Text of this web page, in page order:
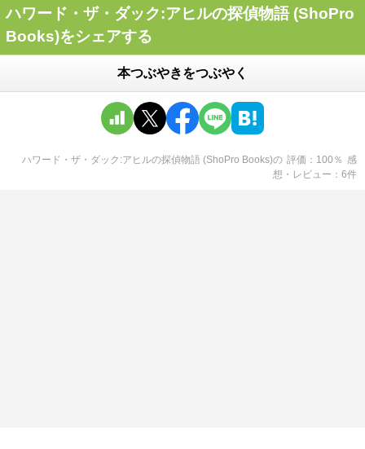
ハワード・ザ・ダック:アヒルの探偵物語 (ShoPro
Books)をシェアする
本つぶやきをつぶやく
ハワード・ザ・ダック:アヒルの探偵物語 (ShoPro Books)の 評価 100 ％ 感
想・レビュー
6件